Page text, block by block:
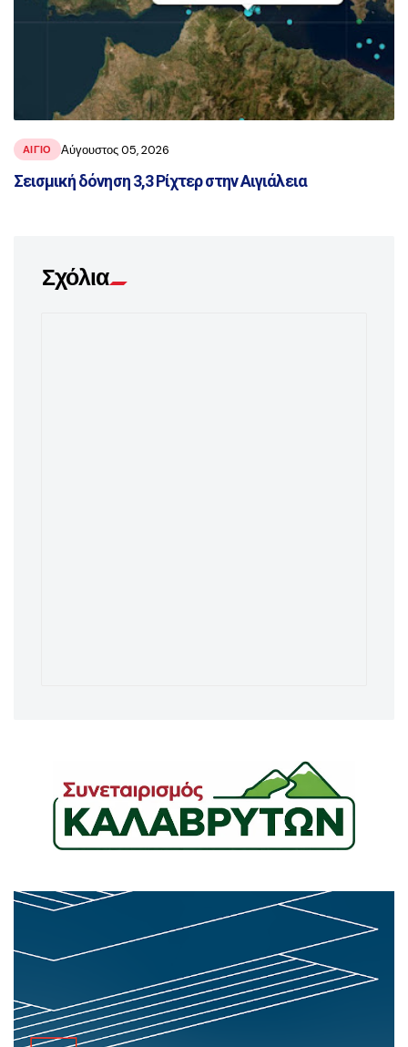
ΑΙΓΙΟ Αύγουστος 05, 2026
Σεισμική δόνηση 3,3 Ρίχτερ στην Αιγιάλεια
Σχόλια